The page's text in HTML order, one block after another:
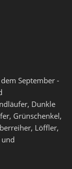
September -
Dunkle
Grünschenkel,
Löffler,
und